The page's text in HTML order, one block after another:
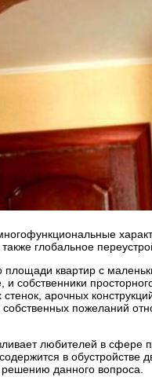
глобальное
квартир с
собственники
арочных
пожеланий
любителей в
в обустройстве
решению данного вопроса.